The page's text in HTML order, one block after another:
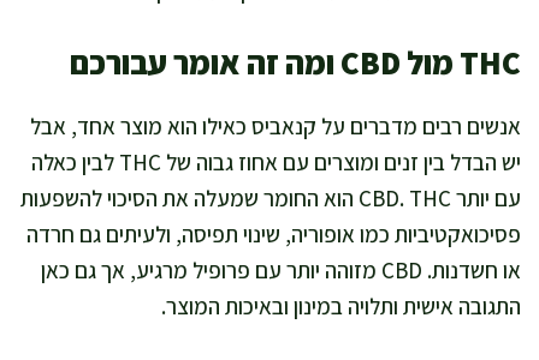
THC מול CBD ומה זה אומר עבורכם
אנשים רבים מדברים על קנאביס כאילו הוא מוצר אחד, אבל
יש הבדל בין זנים ומוצרים עם אחוז גבוה של THC לבין כאלה
עם יותר CBD. THC הוא החומר שמעלה את הסיכוי להשפעות
פסיכואקטיביות כמו אופוריה, שינוי תפיסה, ולעיתים גם חרדה
או חשדנות. CBD מזוהה יותר עם פרופיל מרגיע, אך גם כאן
התגובה אישית ותלויה במינון ובאיכות המוצר.